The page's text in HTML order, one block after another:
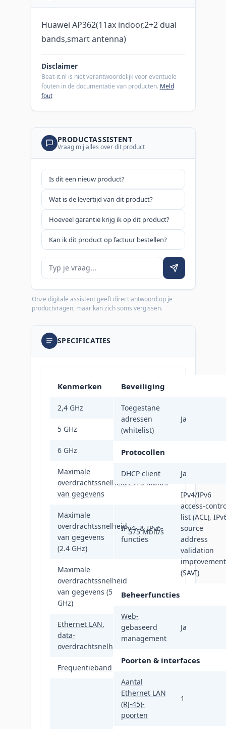
Huawei AP362(11ax indoor,2+2 dual
bands,smart antenna)
Disclaimer
Beat-it.nl is niet verantwoordelijk voor eventuele
fouten in de documentatie van producten. Meld
fout
PRODUCTASSISTENT
Vraag mij alles over dit product
Is dit een nieuw product?
Wat is de levertijd van dit product?
Hoeveel garantie krijg ik op dit product?
Kan ik dit product op factuur bestellen?
Je vraag
Onze digitale assistent geeft direct antwoord op je
productvragen, maar kan zich soms vergissen.
SPECIFICATIES
Kenmerken
2,4 GHz Ja
5 GHz Ja
6 GHz Nee
Maximale
overdrachtssnelheid
van gegevens
2975 Mbit/s
Maximale
overdrachtssnelheid
van gegevens
(2.4 GHz)
575 Mbit/s
Maximale
overdrachtssnelheid
van gegevens (5
GHz)
Ethernet LAN,
data-
overdrachtsnelheden
10,100,1000
Mbit/s
Frequentieband
IEEE 802.11a,
IEEE 802.11ac,
IEEE 802.11b,
IEEE 802.11d,
Beveiliging
Toegestane
adressen
(whitelist)
Ja
Protocollen
DHCP client Ja
IPv4- & IPv6-
functies
IPv4/IPv6
access-
list (ACL),
source
address
validation
improvement
(SAVI)
Beheerfuncties
Web-
gebaseerd
management
Ja
Poorten & interfaces
Aantal
Ethernet LAN
(RJ-45)-
poorten
1